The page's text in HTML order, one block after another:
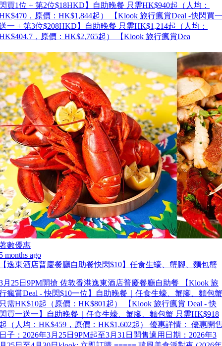
買1位 + 第2位$18HKD】自助晚餐 只需HK$940起（人均：
，原價：HK$1,844起） 【Klook 旅行瘋賞Deal -快閃買一
一 + 第3位$208HKD】自助晚餐 只需HK$1,214起（人均：
，原價：HK$2,765起） 【Klook 旅行瘋賞Dea
數優惠
months ago
逸東酒店普慶餐廳自助餐快閃$10】任食生蠔、蟹腳、麵包蟹
月25日9PM開搶 佐敦香港逸東酒店普慶餐廳自助餐 【Klook 旅
瘋賞Deal - 快閃$10一位】自助晚餐｜任食生蠔、蟹腳、麵包蟹
需HK$10起（原價：HK$801起） 【Klook 旅行瘋賞 Deal - 快
買一送一】自助晚餐｜任食生蠔、蟹腳、麵包蟹 只需HK$918
（人均：HK$459，原價：HK$1,602起） 優惠詳情： 優惠開
子：2026年3月25日9PM起至3月31日開售適用日期：2026年3